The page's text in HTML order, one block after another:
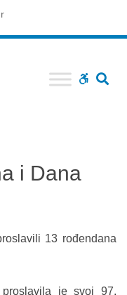
WCAG
i Dana
13 rođendana
proslavila je svoj 97.